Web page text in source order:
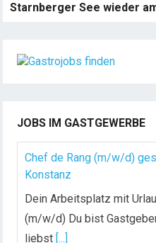
Starnberger See wieder
JOBS IM GASTGEWERBE
Chef de Rang (m/w/d)
Konstanz
Dein Arbeitsplatz mit
(m/w/d) Du bist
liebst [...]